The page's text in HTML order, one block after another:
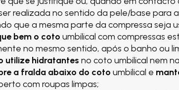
realizada no sentido da pele/base para
que a mesma parte da compressa seja
bem o coto umbilical com compressas
no mesmo sentido, após o banho ou
utilize hidratantes no coto umbilical nem
a fralda abaixo do coto umbilical e
com roupas limpas;